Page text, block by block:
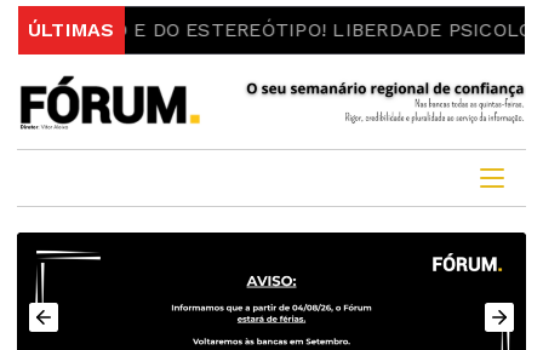
ÚLTIMAS
E DO ESTEREÓTIPO! LIBERDADE PSICOLÓGICA